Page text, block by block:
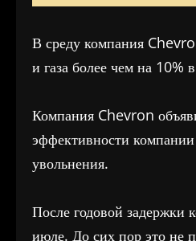
В среду компания
и газа более чем на 10%
Компания Chevron
эффективности компании
увольнения.
После годовой задержки
июле. До сих пор это не